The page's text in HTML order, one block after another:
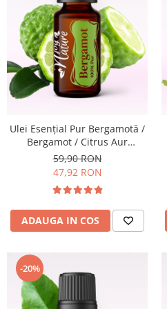
Ulei Esențial Pur Bergamotă /
Bergamot / Citrus Aur
Bergamia 15ml -
Aromaterapie Sigura | nJoy
Nature
59,90 RON
47,92 RON
ADAUGA IN COS
-20%